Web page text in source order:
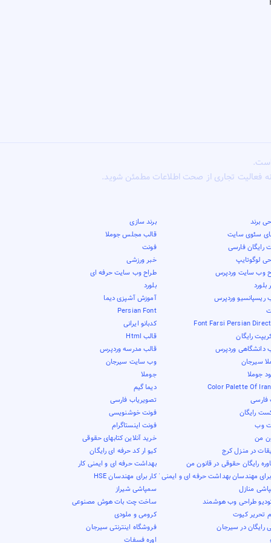
فعالیت تجاری از صحت اطلاعات مطمئن شوید.
برند
برند سازی
سئوی سایت
قالب مجلس جوملا
رایگان فارسی
فونت
لوگوتایپ
خبر ورزشی
وب سایت وردپرس
طراح وب سایت حرفه ای
بلورد
بلورد
ریسپانسیو وردپرس
آموزش آشپزی دیما
Persian Font
Font Farsi Persian
کدبانو ایرانی
رایگان
قالب Html
دانشگاهی وردپرس
قالب مدرسه وردپرس
سیرجان
وب سایت سیرجان
جوملا
جوملا
Color Palette Of
دیما گیم
تصویریاب فارسی
رایگان
فونت خوشنویسی
وب
فونت اینستاگرام
من
خرید آنلاین کتابهای حقوقی
در منزل کرج
کیو ار کد حرفه ای رایگان
رایگان حقوقی در قانون من
بهداشت حرفه ای و ایمنی کار
برای مهندسان بهداشت حرفه ای و ایمنی کارکار برای مهندسان HSE
منازل
سمپاشی شیراز
طراحی وب هوشمند
ساخت چت بات هوش مصنوعی
تحریر کیوت
کرومی و ملودی
رایگان در سیرجان
فروشگاه اینترنتی سیرجان
اوره فسفات